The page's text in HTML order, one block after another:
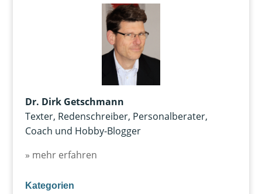
Dr. Dirk Getschmann
Texter, Redenschreiber, Personalberater,
Coach und Hobby-Blogger
» mehr erfahren
Kategorien